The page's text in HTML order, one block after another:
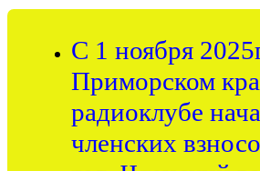
С 1 ноября
Приморском
радиоклубе
членских